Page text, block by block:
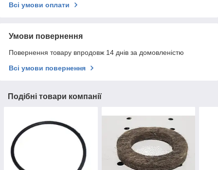
Всі умови оплати
Умови повернення
Повернення товару впродовж 14 днів за домовленістю
Всі умови повернення
Подібні товари компанії